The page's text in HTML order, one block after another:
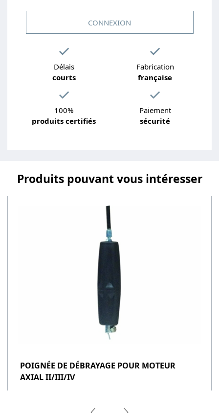
CONNEXION
Délais
courts
Fabrication
française
100%
produits certifiés
Paiement
sécurité
Produits pouvant vous intéresser
POIGNÉE DE DÉBRAYAGE POUR MOTEUR
AXIAL II/III/IV